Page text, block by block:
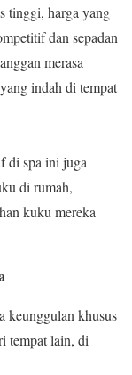
tinggi, harga yang
dan sepadan
merasa
indah di tempat
di spa ini juga
di rumah,
kuku mereka
keunggulan khusus
tempat lain, di